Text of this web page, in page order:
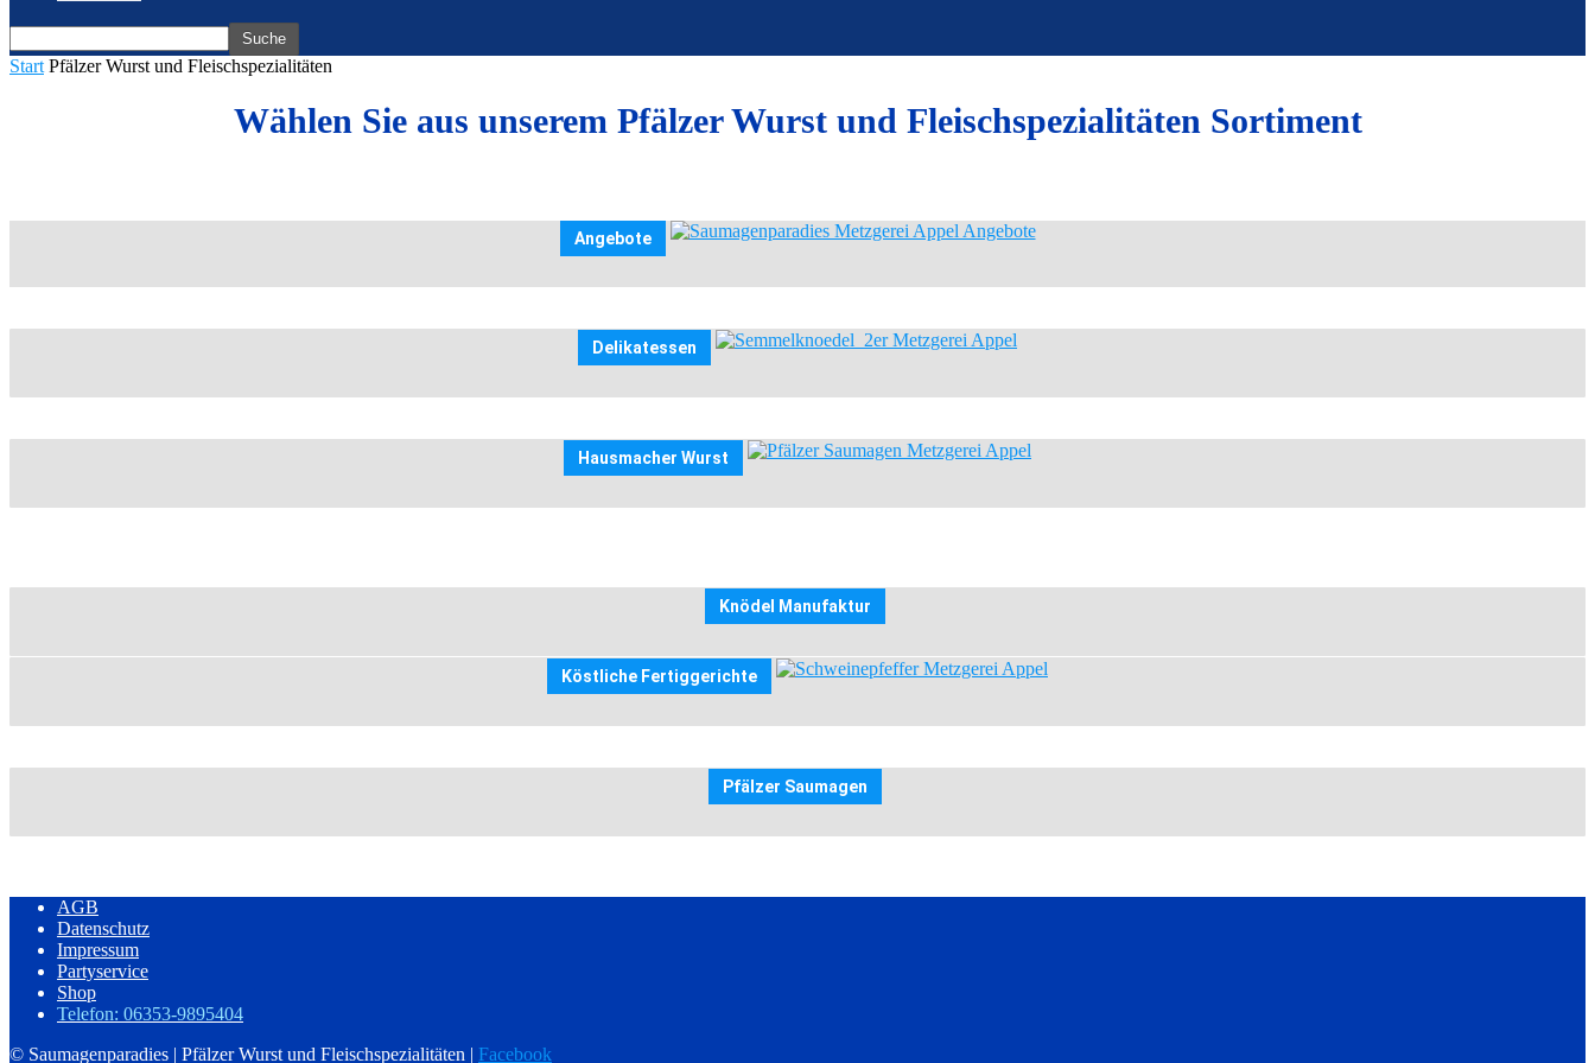
Start Pfälzer Wurst und Fleischspezialitäten
Wählen Sie aus unserem Pfälzer Wurst und Fleischspezialitäten Sortiment
Angebote
Delikatessen
Hausmacher Wurst
Knödel Manufaktur
Köstliche Fertiggerichte
Pfälzer Saumagen
AGB
Datenschutz
Impressum
Partyservice
Shop
Telefon: 06353-9895404
© Saumagenparadies | Pfälzer Wurst und Fleischspezialitäten | Facebook